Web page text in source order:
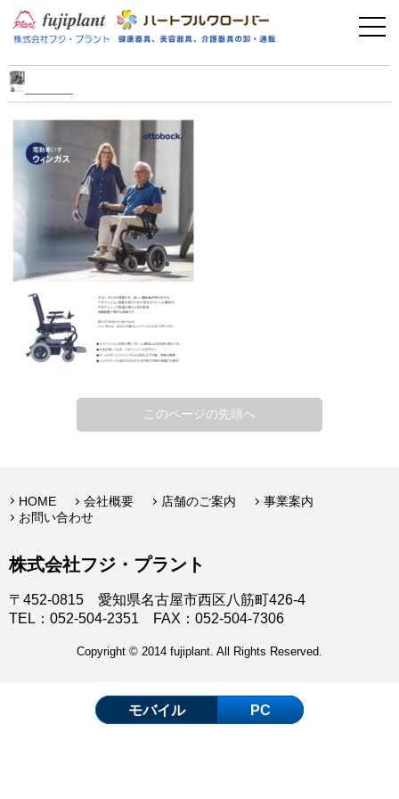
介護用品
美容・その他
フィットネス
お問い合わせ
このページの先頭へ
HOME 会社概要 店舗のご案内
事業案内
お問い合わせ
株式会社フジ・プラント
〒452-0815 愛知県名古屋市西区八筋町426-4
TEL：052-504-2351 FAX：052-504-7306
Copyright © 2014 fujiplant. All Rights Reserved.
モバイル PC